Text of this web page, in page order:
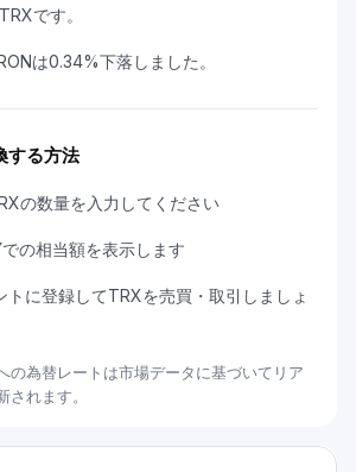
です。
は0.34%下落しました。
する方法
の数量を入力してください
の相当額を表示します
トに登録してTRXを売買・取引しましょ
の為替レートは市場データに基づいてリア
されます。